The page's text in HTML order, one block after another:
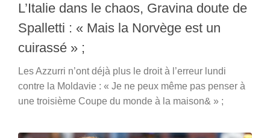
L’Italie dans le chaos, Gravina doute de
Spalletti : « Mais la Norvège est un
cuirassé » ;
Les Azzurri n’ont déjà plus le droit à l’erreur lundi
contre la Moldavie : « Je ne peux même pas penser à
une troisième Coupe du monde à la maison& » ;